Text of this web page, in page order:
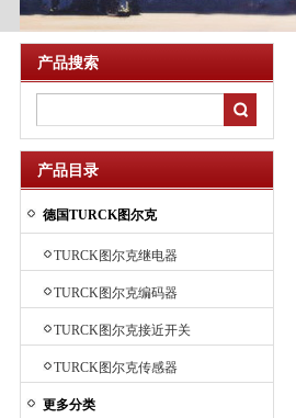
产品搜索
产品目录
德国TURCK图尔克
TURCK图尔克继电器
TURCK图尔克编码器
TURCK图尔克接近开关
TURCK图尔克传感器
更多分类